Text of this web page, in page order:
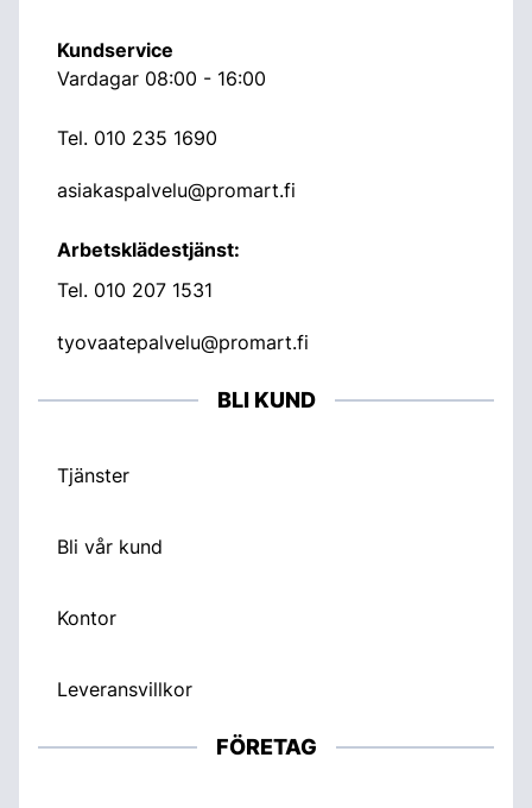
Kundservice
Vardagar 08:00 - 16:00
Tel. 010 235 1690
asiakaspalvelu@promart.fi
Arbetsklädestjänst:
Tel. 010 207 1531
tyovaatepalvelu@promart.fi
BLI KUND
Tjänster
Bli vår kund
Kontor
Leveransvillkor
FÖRETAG